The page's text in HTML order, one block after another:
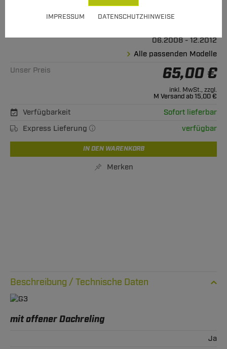
IMPRESSUM DATENSCHUTZHINWEISE
Geeignet für
06.2008 - 12.2012
Alle passenden Modelle
Unser Preis
65,00 €
inkl. MwSt., zzgl.
M Versand ab 15,00 €
Verfügbarkeit
Sofort lieferbar
Express Lieferung
verfügbar
IN DEN WARENKORB
Merken
Technische Daten
mit offener Dachreling
Ja